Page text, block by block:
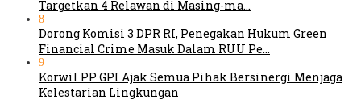
Targetkan 4 Relawan di Masing-ma…
8
Dorong Komisi 3 DPR RI, Penegakan Hukum Green
Financial Crime Masuk Dalam RUU Pe…
9
Korwil PP GPI Ajak Semua Pihak Bersinergi Menjaga
Kelestarian Lingkungan